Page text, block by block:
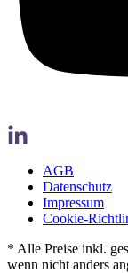
AGB
Datenschutz
Impressum
Cookie-
* Alle Preise inkl.
wenn nicht anders